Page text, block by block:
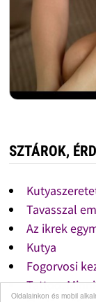
Oldalainkon és mobil
SZTÁROK,
Tavasszal
Az ikrek
Kutya
Fogorvosi
Tattoo,